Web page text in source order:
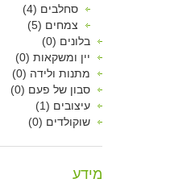
סחלבים (4)
צמחים (5)
בלונים (0)
יין ומשקאות (0)
מתנות ולידה (0)
סבון של פעם (0)
עיצובים (1)
שוקולדים (0)
מידע